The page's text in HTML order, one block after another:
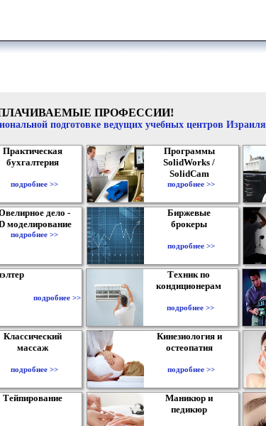
ПРОФЕССИИ!
подготовке ведущих учебных центров Израиля
Практическая
бухгалтерия
подробнее >>
Программы
SolidWorks /
SolidCam
подробнее >>
дело -
моделирование
подробнее >>
Биржевые
брокеры
подробнее >>
подробнее >>
Техник по
кондиционерам
подробнее >>
Классический
массаж
подробнее >>
Кинезиология и
остеопатия
подробнее >>
Тейпирование
Маникюр и
педикюр